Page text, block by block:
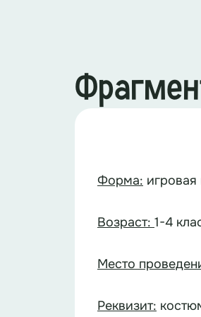
Форма:
Возраст: 1-4
Место
Реквизит: